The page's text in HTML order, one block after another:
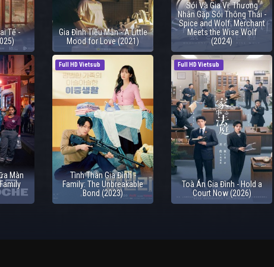
Tế -
Gia Đình Tiểu Mẫn - A Little
Mood for Love (2021)
Sói Và Gia Vị: Thương
Nhân Gặp Sói Thông Thái -
Spice and Wolf: Merchant
Meets the Wise Wolf
(2024)
Màn
Full HD Vietsub
Tình Thân Gia Đình -
Family: The Unbreakable
Bond (2023)
Full HD Vietsub
Toà Án Gia Đình - Hold a
Court Now (2026)